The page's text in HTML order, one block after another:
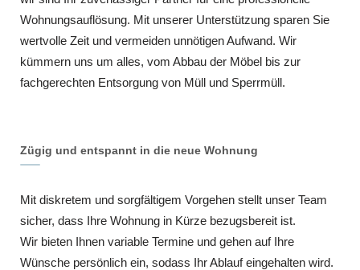
Wohnungsauflösung. Mit unserer Unterstützung sparen Sie
wertvolle Zeit und vermeiden unnötigen Aufwand. Wir
kümmern uns um alles, vom Abbau der Möbel bis zur
fachgerechten Entsorgung von Müll und Sperrmüll.
Zügig und entspannt in die neue Wohnung
Mit diskretem und sorgfältigem Vorgehen stellt unser Team
sicher, dass Ihre Wohnung in Kürze bezugsbereit ist.
Wir bieten Ihnen variable Termine und gehen auf Ihre
Wünsche persönlich ein, sodass Ihr Ablauf eingehalten wird.